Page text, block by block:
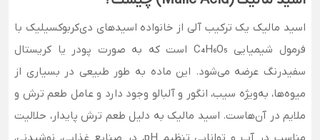
اسید مالیک یک ترکیب آلی از خانواده اسیدهای دی‌کربوکسیلیک با
فرمول شیمیایی C₄H₆O₅ است که به صورت پودر یا کریستال
سفیدرنگ عرضه می‌شود. این ماده به طور طبیعی در بسیاری از
میوه‌ها، به‌ویژه سیب، انگور و آلبالو وجود دارد و عامل طعم ترش و
ملایم در آن‌هاست. اسید مالیک به دلیل طعم ترش پایدار، حلالیت